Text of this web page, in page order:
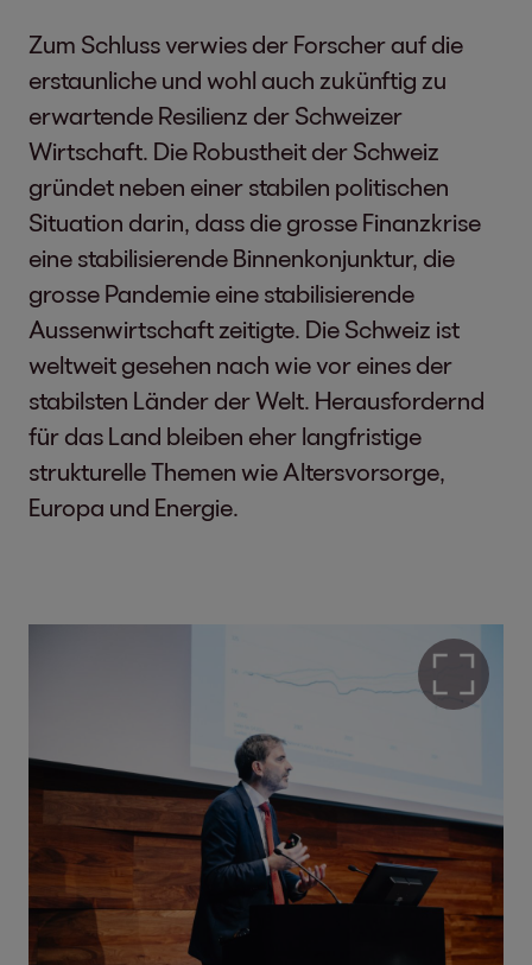
Zum Schluss verwies der Forscher auf die
erstaunliche und wohl auch zukünftig zu
erwartende Resilienz der Schweizer
Wirtschaft. Die Robustheit der Schweiz
gründet neben einer stabilen politischen
Situation darin, dass die grosse Finanzkrise
eine stabilisierende Binnenkonjunktur, die
grosse Pandemie eine stabilisierende
Aussenwirtschaft zeitigte. Die Schweiz ist
weltweit gesehen nach wie vor eines der
stabilsten Länder der Welt. Herausfordernd
für das Land bleiben eher langfristige
strukturelle Themen wie Altersvorsorge,
Europa und Energie.